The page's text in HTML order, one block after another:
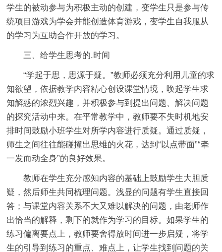
学生的被动参与为积极主动的创建，变学生只是参与传
统项目游戏为学会并能创造体育游戏，变学生自我服从
的学习为互助合作开放的学习。
三、给学生思考的.时间
“学起于思，思源于疑。”教师必须充分利用儿童的求
知欲望，依据教学内容精心创设课堂情境，唤起学生求
知解惑的浓烈兴趣，并积极参与到提出问题、解决问题
的探究活动中来。在平常教学中，教师要不失时机地安
排时间鼓励小班学生对所学内容进行质疑。通过质疑，
师生之间往往能碰撞出思维的火花，达到“以点带面”“牵
一发而动全身”的良好效果。
教师在学生充分感知内容的基础上鼓励学生大胆质
疑，然后师生共同梳理问题。浅显的问题有学生直接回
答；与课堂内容关系不大又难以解决的问题，由老师作
出恰当的解释，剩下的就作为学习的目标。如果学生的
练习偏离要点上，教师要舍得放时间进一步启疑，将学
生的引导到练习的重点、难点上，让学生找到问题的关